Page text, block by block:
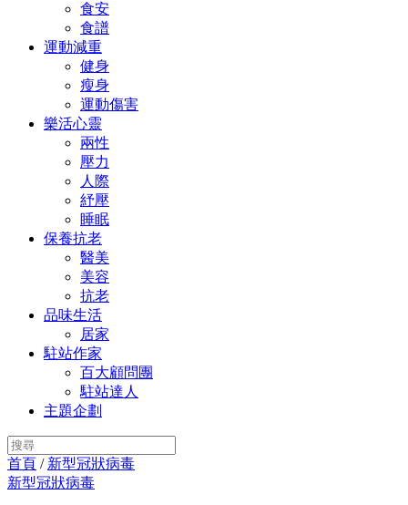
食安
食譜
運動減重
健身
瘦身
運動傷害
樂活心靈
兩性
壓力
人際
紓壓
睡眠
保養抗老
醫美
美容
抗老
品味生活
居家
駐站作家
百大顧問團
駐站達人
主題企劃
首頁 / 新型冠狀病毒
新型冠狀病毒